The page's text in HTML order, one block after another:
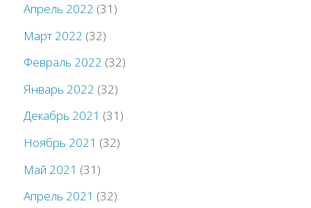
Апрель 2022 (31)
Март 2022 (32)
Февраль 2022 (32)
Январь 2022 (32)
Декабрь 2021 (31)
Ноябрь 2021 (32)
Май 2021 (31)
Апрель 2021 (32)